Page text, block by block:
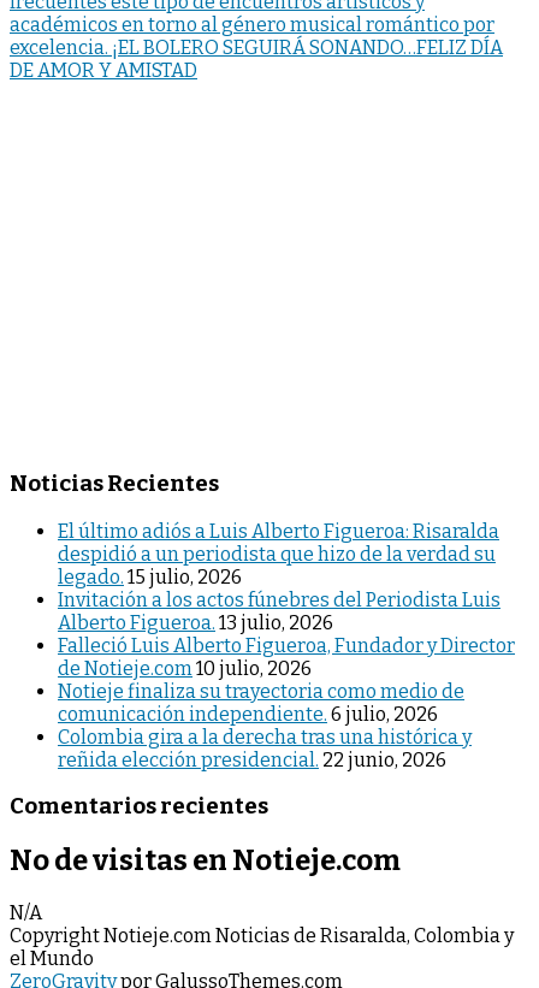
académicos en torno al género musical romántico por
excelencia. ¡EL BOLERO SEGUIRÁ SONANDO…FELIZ DÍA
DE AMOR Y AMISTAD
Noticias Recientes
El último adiós a Luis Alberto Figueroa: Risaralda
despidió a un periodista que hizo de la verdad su
legado. 15 julio, 2026
Invitación a los actos fúnebres del Periodista Luis
Alberto Figueroa. 13 julio, 2026
Falleció Luis Alberto Figueroa, Fundador y Director
de Notieje.com 10 julio, 2026
Notieje finaliza su trayectoria como medio de
comunicación independiente. 6 julio, 2026
Colombia gira a la derecha tras una histórica y
reñida elección presidencial. 22 junio, 2026
Comentarios recientes
No de visitas en Notieje.com
N/A
Copyright Notieje.com Noticias de Risaralda, Colombia y
el Mundo
ZeroGravitypor GalussoThemes.com